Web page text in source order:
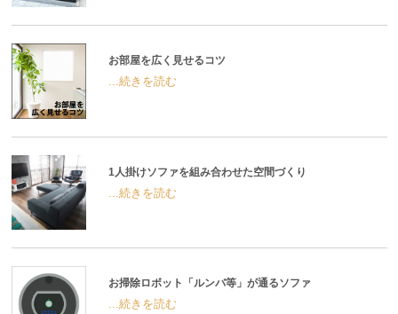
お部屋を広く見せるコツ
...続きを読む
1人掛けソファを組み合わせた空間づくり
...続きを読む
お掃除ロボット「ルンバ等」が通るソファ
...続きを読む